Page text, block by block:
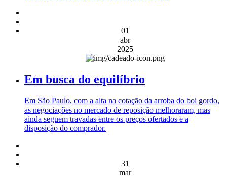
01
abr
2025
Em busca do equilíbrio
Em São Paulo, com a alta na cotação da arroba do boi gordo,
as negociações no mercado de reposição melhoraram, mas
ainda seguem travadas entre os preços ofertados e a
disposição do comprador.
31
mar